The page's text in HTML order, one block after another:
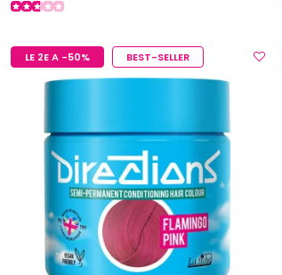
LE 2E A -50% BEST-SELLER